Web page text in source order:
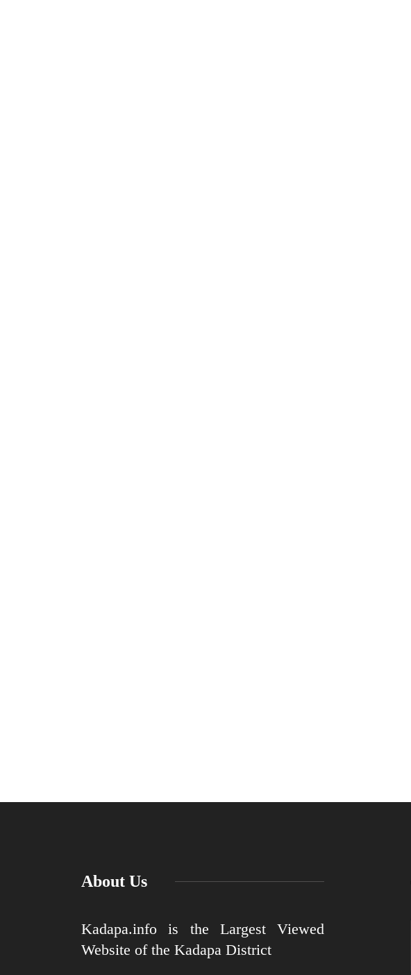
About Us
Kadapa.info is the Largest Viewed
Website of the Kadapa District